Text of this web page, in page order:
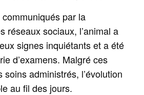
par la
réseaux sociaux, l’animal a
signes inquiétants et a été
d’examens. Malgré ces
administrés, l’évolution
au fil des jours.